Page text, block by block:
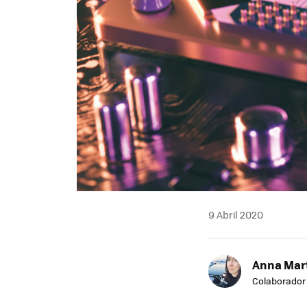
9 Abril 2020
Anna
Colaborador